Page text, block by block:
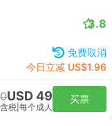
3.8
免费取消
今日立减 US$1.96
USD 49
含税 每个成人
买票